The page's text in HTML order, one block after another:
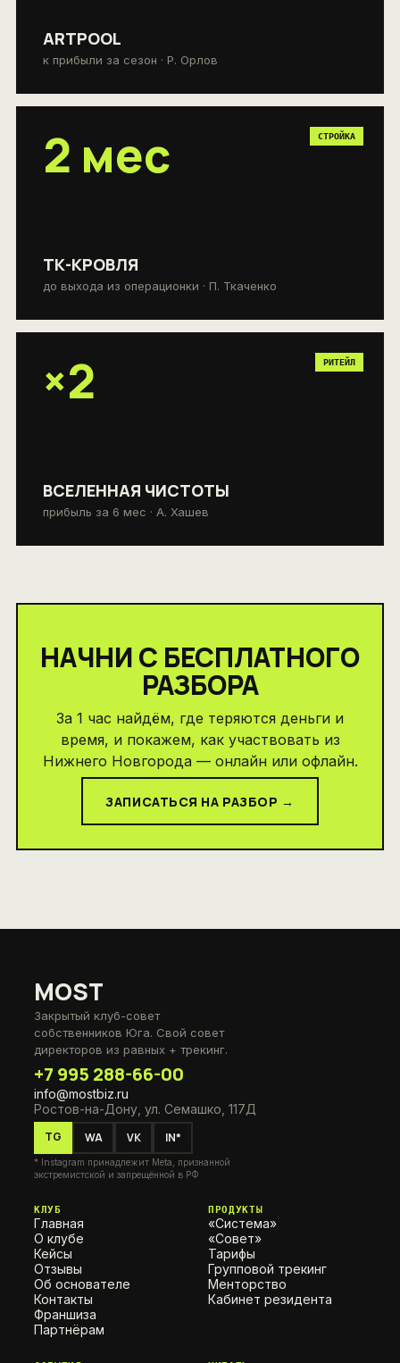
ARTPOOL
к прибыли за сезон · Р. Орлов
СТРОЙКА
2 мес
ТК-КРОВЛЯ
до выхода из операционки · П. Ткаченко
РИТЕЙЛ
×2
ВСЕЛЕННАЯ ЧИСТОТЫ
прибыль за 6 мес · А. Хашев
НАЧНИ С БЕСПЛАТНОГО
РАЗБОРА
За 1 час найдём, где теряются деньги и
время, и покажем, как участвовать из
Нижнего Новгорода — онлайн или офлайн.
ЗАПИСАТЬСЯ НА РАЗБОР →
MOST
Закрытый клуб-совет
собственников Юга. Свой совет
директоров из равных + трекинг.
+7 995 288-66-00
info@mostbiz.ru
Ростов-на-Дону, ул. Семашко, 117Д
TG
WA VK IN*
* Instagram принадлежит Meta, признанной
экстремистской и запрещённой в РФ
КЛУБ
Главная
О клубе
Кейсы
Отзывы
Об основателе
Контакты
Франшиза
Партнёрам
ПРОДУКТЫ
«Система»
«Совет»
Тарифы
Групповой трекинг
Менторство
Кабинет резидента